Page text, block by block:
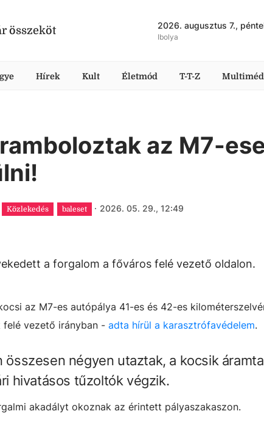
összeköt 2026. augusztus 7.,
Ibolya
Hírek Kult Életmód T-T-Z
az M7-
Közlekedés baleset · 2026. 05. 29., 12:49
a forgalom a főváros felé vezető oldalon.
az M7-es autópálya 41-es és 42-es
felé vezető irányban - adta hírül a karasztrófavédelem.
összesen négyen utaztak, a kocsik
hivatásos tűzoltók végzik.
akadályt okoznak az érintett pályaszakaszon.